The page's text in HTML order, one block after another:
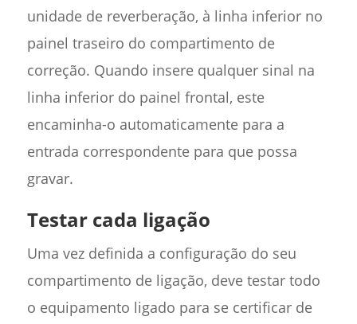
unidade de reverberação, à linha inferior no
painel traseiro do compartimento de
correção. Quando insere qualquer sinal na
linha inferior do painel frontal, este
encaminha-o automaticamente para a
entrada correspondente para que possa
gravar.
Testar cada ligação
Uma vez definida a configuração do seu
compartimento de ligação, deve testar todo
o equipamento ligado para se certificar de